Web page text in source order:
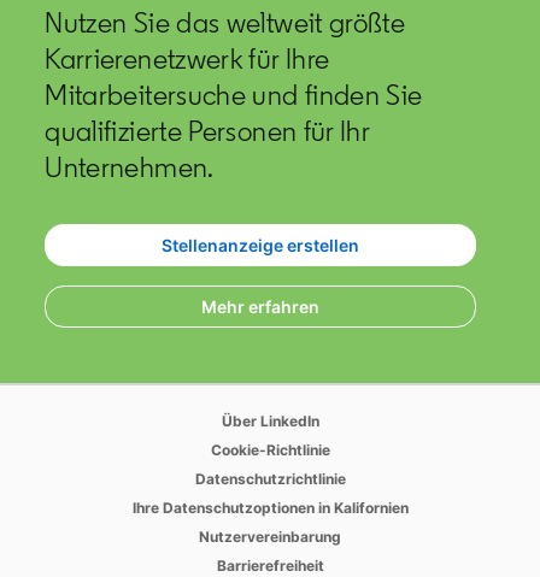
Nutzen Sie das weltweit größte
Karrierenetzwerk für Ihre
Mitarbeitersuche und finden Sie
qualifizierte Personen für Ihr
Unternehmen.
Stellenanzeige erstellen
opens in a new tab
Mehr erfahren
Über LinkedInopens in a new tab
Cookie-Richtlinie
Datenschutzrichtlinie
Ihre Datenschutzoptionen in Kalifornienopens in a new tab
Nutzervereinbarung
Barrierefreiheit